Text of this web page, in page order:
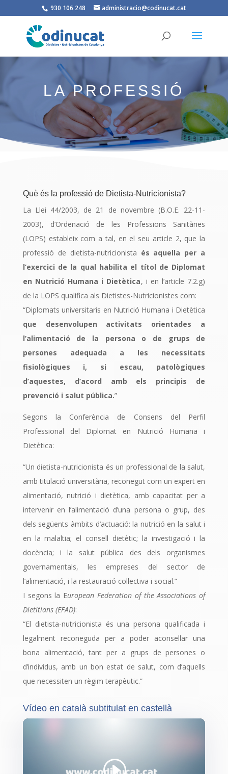
930 106 248 administracio@codinucat.cat
LA PROFESSIÓ
Què és la professió de Dietista-Nutricionista?
La Llei 44/2003, de 21 de novembre (B.O.E. 22-11-
2003), d’Ordenació de les Professions Sanitàries
(LOPS) estableix com a tal, en el seu article 2, que la
professió de dietista-nutricionista és aquella per a
l’exercici de la qual habilita el títol de Diplomat
en Nutrició Humana i Dietètica, i en l’article 7.2.g)
de la LOPS qualifica als Dietistes-Nutricionistes com:
“Diplomats universitaris en Nutrició Humana i Dietètica
que desenvolupen activitats orientades a
l’alimentació de la persona o de grups de
persones adequada a les necessitats
fisiològiques i, si escau, patològiques
d’aquestes, d’acord amb els principis de
prevenció i salut pública.”
Segons la Conferència de Consens del Perfil
Professional del Diplomat en Nutrició Humana i
Dietètica:
“Un dietista-nutricionista és un professional de la salut,
amb titulació universitària, reconegut com un expert en
alimentació, nutrició i dietètica, amb capacitat per a
intervenir en l’alimentació d’una persona o grup, des
dels següents àmbits d’actuació: la nutrició en la salut i
en la malaltia; el consell dietètic; la investigació i la
docència; i la salut pública des dels organismes
governamentals, les empreses del sector de
l’alimentació, i la restauració col·lectiva i social.”
I segons la European Federation of the Associations of
Dietitians (EFAD):
“El dietista-nutricionista és una persona qualificada i
legalment reconeguda per a poder aconsellar una
bona alimentació, tant per a grups de persones o
d’individus, amb un bon estat de salut, com d’aquells
que necessiten un règim terapèutic.”
Vídeo en català subtitulat en castellà